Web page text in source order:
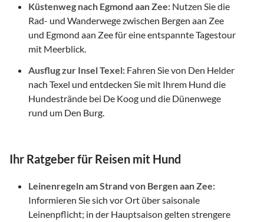
Küstenweg nach Egmond aan Zee: Nutzen Sie die
Rad- und Wanderwege zwischen Bergen aan Zee
und Egmond aan Zee für eine entspannte Tagestour
mit Meerblick.
Ausflug zur Insel Texel: Fahren Sie von Den Helder
nach Texel und entdecken Sie mit Ihrem Hund die
Hundestrände bei De Koog und die Dünenwege
rund um Den Burg.
Ihr Ratgeber für Reisen mit Hund
Leinenregeln am Strand von Bergen aan Zee:
Informieren Sie sich vor Ort über saisonale
Leinenpflicht; in der Hauptsaison gelten strengere